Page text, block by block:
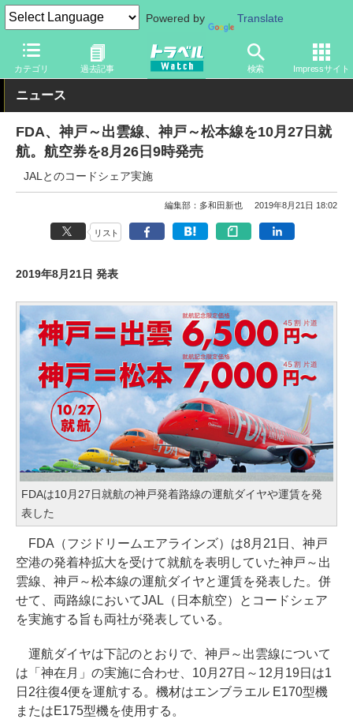
Powered by Translate
カテゴリ 過去記事 検索 Impressサイト
トラベル Watch 地域 国内旅行 近畿
ニュース
FDA、神戸～出雲線、神戸～松本線を10月27日就
航。航空券を8月26日9時発売
JALとのコードシェア実施
編集部：多和田新也 2019年8月21日 18:02
リスト
2019年8月21日 発表
FDAは10月27日就航の神戸発着路線の運航ダイヤや運賃を発
表した
FDA（フジドリームエアラインズ）は8月21日、神戸
空港の発着枠拡大を受けて就航を表明していた神戸～出
雲線、神戸～松本線の運航ダイヤと運賃を発表した。併
せて、両路線においてJAL（日本航空）とコードシェア
を実施する旨も両社が発表している。
運航ダイヤは下記のとおりで、神戸～出雲線について
は「神在月」の実施に合わせ、10月27日～12月19日は1
日2往復4便を運航する。機材はエンブラエル E170型機
またはE175型機を使用する。